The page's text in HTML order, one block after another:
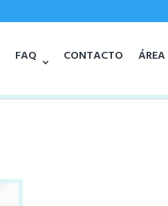
FAQ CONTACTO